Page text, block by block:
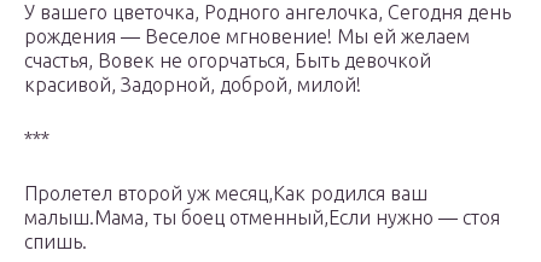
У вашего цветочка, Родного ангелочка, Сегодня день
рождения — Веселое мгновение! Мы ей желаем
счастья, Вовек не огорчаться, Быть девочкой
красивой, Задорной, доброй, милой!
***
Пролетел второй уж месяц,Как родился ваш
малыш.Мама, ты боец отменный,Если нужно — стоя
спишь.